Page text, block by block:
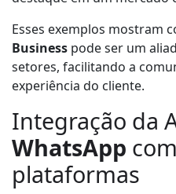
Esses exemplos mostram
Business pode ser um
setores, facilitando a
experiência do cliente.
Integração da
WhatsApp
plataformas